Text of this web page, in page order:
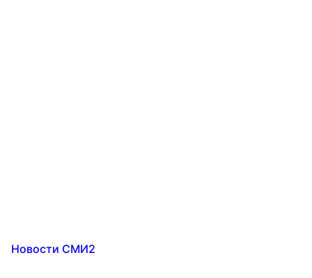
Новости СМИ2